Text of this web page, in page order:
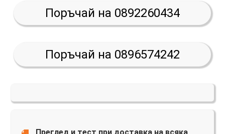
Поръчай на 0892260434
Поръчай на 0896574242